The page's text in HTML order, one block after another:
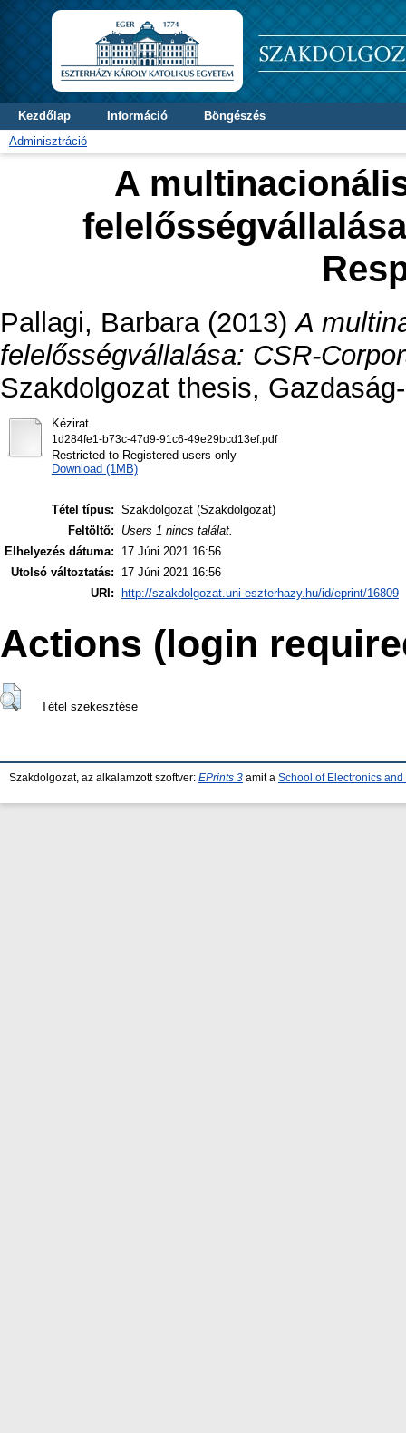
Kezdőlap Információ
Böngészés
Adminisztráció
A
Pallagi, Barbara(2013)A
felelősségvállalása: CSR-
Szakdolgozat thesis,
Kézirat
1d284fe1-b73c-47d9-91c6-49e29bcd13ef.pdf
Restricted to Registered users only
Download (1MB)
Tétel típus: Szakdolgozat (Szakdolgozat)
Feltöltő:
Users 1 nincs találat.
Elhelyezés dátuma:
17 Júni 2021 16:56
Utolsó változtatás:
17 Júni 2021 16:56
URI:
http://szakdolgozat.uni-eszterhazy.hu/id/eprint/16809
Actions (login
Tétel szekesztése
Szakdolgozat, az alkalamzott szoftver: EPrints 3 amit a School of Electronics